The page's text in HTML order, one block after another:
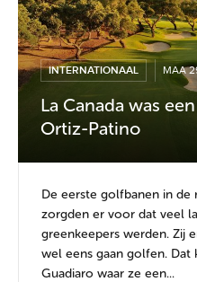
INTERNATIONAAL MAA
La Canada was
Ortiz-Patino
De eerste golfbanen in de
zorgden er voor dat veel
greenkeepers werden. Zij
wel eens gaan golfen.
Guadiaro waar ze een...